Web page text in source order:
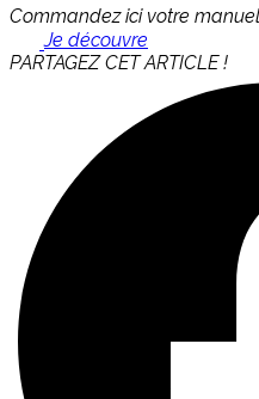
Commandez ici votre
Je découvre
PARTAGEZ CET ARTICLE !